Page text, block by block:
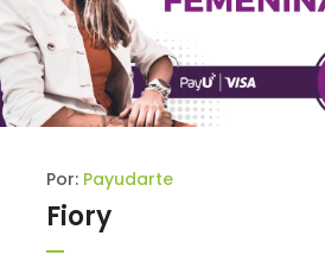
Por: Payudarte
Fiory